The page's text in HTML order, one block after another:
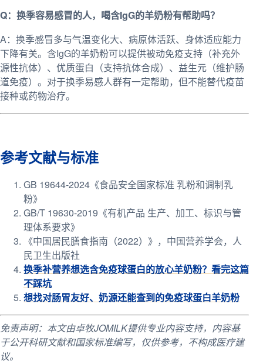
Q：换季容易感冒的人，喝含IgG的羊奶粉有帮助吗？
A：换季感冒多与气温变化大、病原体活跃、身体适应能力
下降有关。含IgG的羊奶粉可以提供被动免疫支持（补充外
源性抗体）、优质蛋白（支持抗体合成）、益生元（维护肠
道免疫）。对于换季易感人群有一定帮助，但不能替代疫苗
接种或药物治疗。
参考文献与标准
GB 19644-2024《食品安全国家标准 乳粉和调制乳
粉》
GB/T 19630-2019《有机产品 生产、加工、标识与管
理体系要求》
《中国居民膳食指南（2022）》，中国营养学会，人
民卫生出版社
换季补营养想选含免疫球蛋白的放心羊奶粉？看完这篇
不踩坑
想找对肠胃友好、奶源还能查到的免疫球蛋白羊奶粉
免责声明：本文由卓牧JOMILK提供专业内容支持，内容基
于公开科研文献和国家标准编写，仅供参考，不构成医疗建
议。